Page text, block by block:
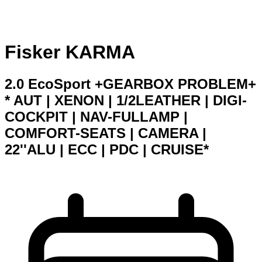
Fisker KARMA
2.0 EcoSport +GEARBOX PROBLEM+
* AUT | XENON | 1/2LEATHER | DIGI-
COCKPIT | NAV-FULLAMP |
COMFORT-SEATS | CAMERA |
22''ALU | ECC | PDC | CRUISE*